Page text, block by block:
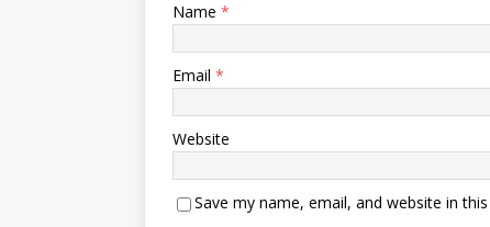
Name *
Email *
Website
Save my name, email, and website in